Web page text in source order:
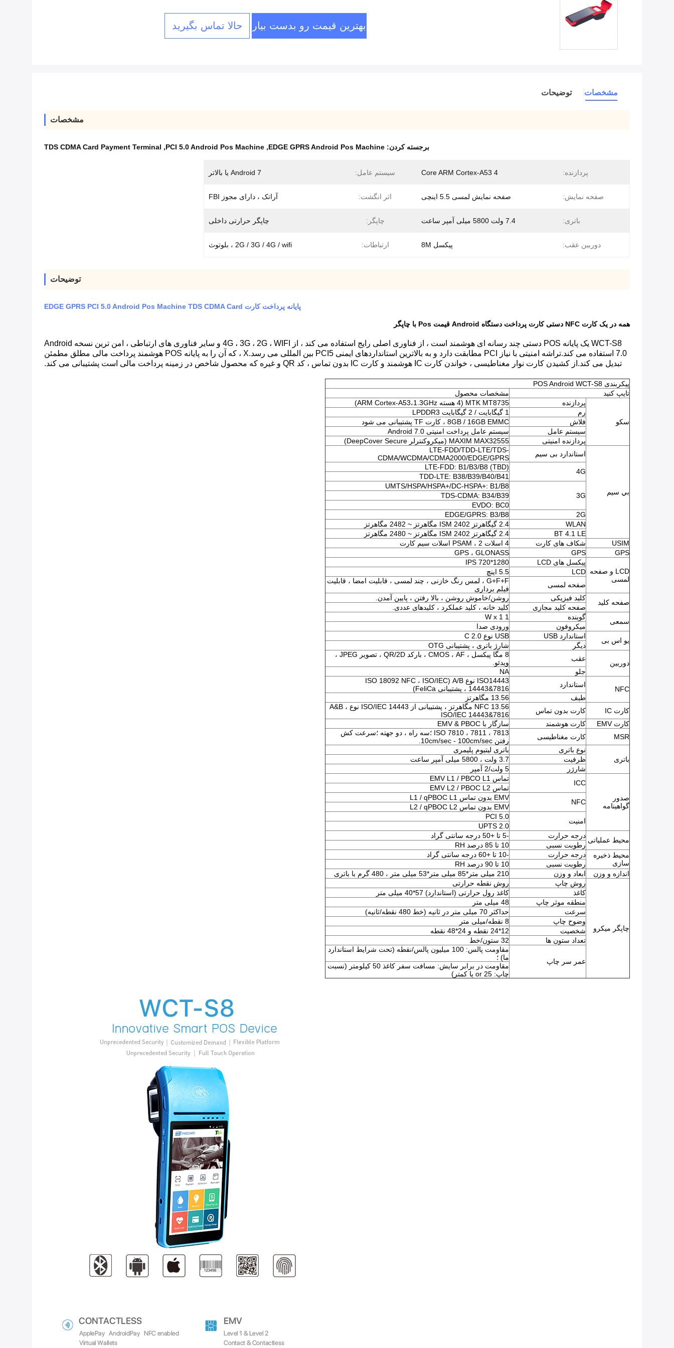
بهترین قیمت رو بدست بیار حالا تماس بگیرید
مشخصات توضیحات
مشخصات
برجسته کردن: EDGE GPRS Android Pos Machine
,
PCI 5.0 Android Pos Machine
,
TDS CDMA Card Payment Terminal
پردازنده: 4 Core ARM Cortex-A53 سیستم عامل: Android 7 یا بالاتر
صفحه نمایش: صفحه نمایش لمسی 5.5 اینچی اثر انگشت: آراتک ، دارای مجوز FBI
باتری: 7.4 ولت 5800 میلی آمپر ساعت چاپگر: چاپگر حرارتی داخلی
دوربین عقب: پیکسل 8M ارتباطات: 2G / 3G / 4G / wifi ، بلوتوث
توضیحات
پایانه پرداخت کارت EDGE GPRS PCI 5.0 Android Pos Machine TDS CDMA Card
همه در یک کارت NFC دستی کارت پرداخت دستگاه Android قیمت Pos با چاپگر
WCT-S8 یک پایانه POS دستی چند رسانه ای هوشمند است ، از فناوری اصلی رایج استفاده می کند ، از 4G ، 3G ، 2G ، WIFI و سایر فناوری های ارتباطی ، امن ترین نسخه Android
7.0 استفاده می کند.تراشه امنیتی با نیاز PCI مطابقت دارد و به بالاترین استانداردهای ایمنی PCI5 بین المللی می رسد.X ، که آن را به پایانه POS هوشمند پرداخت مالی مطلق مطمئن
تبدیل می کند.از کشیدن کارت نوار مغناطیسی ، خواندن کارت IC هوشمند و کارت IC بدون تماس ، کد QR و غیره که محصول شاخص در زمینه پرداخت مالی است پشتیبانی می کند.
پیکربندی POS Android WCT-S8
تایپ کنید
مشخصات محصول
سکو
پردازنده
MTK MT8735 (4 هسته ARM Cortex-A53،1.3GHz)
رم
1 گیگابایت / 2 گیگابایت LPDDR3
فلاش
8GB / 16GB EMMC ، کارت TF پشتیبانی می شود
سیستم عامل
سیستم عامل پرداخت امنیتی Android 7.0
پردازنده امنیتی
MAXIM MAX32555 (میکروکنترلر DeepCover Secure)
بي سيم
استاندارد بی سیم
LTE-FDD/TDD-LTE/TDS-
CDMA/WCDMA/CDMA2000/EDGE/GPRS
4G
LTE-FDD: B1/B3/B8 (TBD)
TDD-LTE: B38/B39/B40/B41
3G
UMTS/HSPA/HSPA+/DC-HSPA+: B1/B8
TDS-CDMA: B34/B39
EVDO: BC0
2G
EDGE/GPRS: B3/B8
WLAN
2.4 گیگاهرتز ISM 2402 مگاهرتز ~ 2482 مگاهرتز
BT 4.1 LE
2.4 گیگاهرتز ISM 2402 مگاهرتز ~ 2480 مگاهرتز
USIM
شکاف های کارت
4 اسلات PSAM ، 2 اسلات سیم کارت
GPS
GPS GPS ، GLONASS
LCD و صفحه
لمسی
پیکسل های LCD
IPS 720*1280
LCD
5.5 اینچ
صفحه لمسی
G+F+F ، لمس رنگ خازنی ، چند لمسی ، قابلیت امضا ، قابلیت
فیلم برداری
صفحه کلید
کلید فیزیکی
روشن/خاموش روشن ، بالا رفتن ، پایین آمدن.
صفحه کلید مجازی
کلید خانه ، کلید عملکرد ، کلیدهای عددی.
سمعی
گوینده
1 W x 1
میکروفون
ورودی صدا
یو اس بی
استاندارد USB
USB نوع C 2.0
دیگر
شارژ باتری ، پشتیبانی OTG
دوربین
عقب
8 مگا پیکسل ، CMOS ، AF ، بارکد QR/2D ، تصویر JPEG ،
ویدئو.
جلو
NA
NFC
استاندارد
ISO14443 نوع A/B (ISO 18092 NFC ، ISO/IEC
14443&7816 ، پشتیبانی FeliCa)
طیف
13.56 مگاهرتز
کارت IC
کارت بدون تماس
NFC 13.56 مگاهرتز ، پشتیبانی از ISO/IEC 14443 نوع A&B ،
ISO/IEC 14443&7816
کارت EMV
کارت هوشمند
سازگار با EMV & PBOC
MSR
کارت مغناطیسی
ISO 7810 ، 7811 ، 7813 ؛سه راه ، دو جهته ؛سرعت کش
رفتن 10cm/sec - 100cm/sec.
باتری
نوع باتری
باتری لیتیوم پلیمری
ظرفیت
3.7 ولت ، 5800 میلی آمپر ساعت
شارژر
5 ولت/2 آمپر
صدور
گواهینامه
ICC
تماس EMV L1 / PBCO L1
تماس EMV L2 / PBOC L2
NFC
EMV بدون تماس L1 / qPBOC L1
EMV بدون تماس L2 / qPBOC L2
امنیت
PCI 5.0
UPTS 2.0
محیط عملیاتی
درجه حرارت
-5 تا +50 درجه سانتی گراد
رطوبت نسبی
10 تا 85 درصد RH
محیط ذخیره
سازی
درجه حرارت
-10 تا +60 درجه سانتی گراد
رطوبت نسبی
10 تا 90 درصد RH
اندازه و وزن
ابعاد و وزن 210 میلی متر*85 میلی متر*53 میلی متر ، 480 گرم با باتری
چاپگر میکرو
روش چاپ
روش نقطه حرارتی
کاغذ
کاغذ رول حرارتی (استاندارد) 57*40 میلی متر
منطقه موثر چاپ
48 میلی متر
سرعت
حداکثر 70 میلی متر در ثانیه (خط 480 نقطه/ثانیه)
وضوح چاپ
8 نقطه/میلی متر
شخصیت
12*24 نقطه و 24*48 نقطه
تعداد ستون ها
32 ستون/خط
عمر سر چاپ
مقاومت پالس: 100 میلیون پالس/نقطه (تحت شرایط استاندارد
ما) ؛
مقاومت در برابر سایش: مسافت سفر کاغذ 50 کیلومتر (نسبت
چاپ: 25 or یا کمتر)